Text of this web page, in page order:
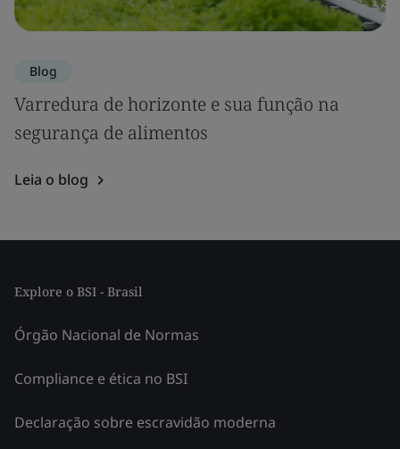
Blog
Varredura de horizonte e sua função na
segurança de alimentos
Leia o blog
Explore o BSI - Brasil
Órgão Nacional de Normas
Compliance e ética no BSI
Declaração sobre escravidão moderna